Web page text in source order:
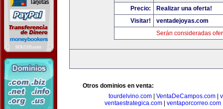
Precio:
Realizar una oferta!
Visitar!
ventadejoyas.com
Serán consideradas
Otros dominios en venta:
tourdelvino.com| VentaDeCampos.com|
ventaestrategica.com| ventaporcorreo.com